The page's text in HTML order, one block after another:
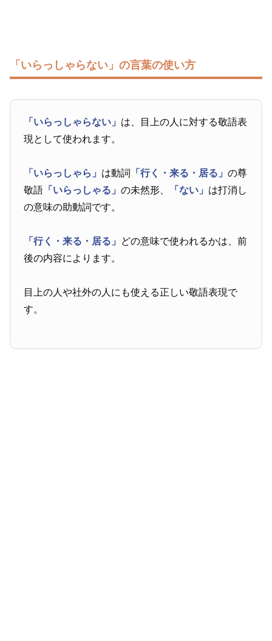
「いらっしゃらない」の言葉の使い方
「いらっしゃらない」 は、目上の人に対する敬語表
現として使われます。
「いらっしゃら」 は動詞 「行く・来る・居る」の尊
敬語 「いらっしゃる」の未然形、 「ない」 は打消し
の意味の助動詞です。
「行く・来る・居る」 どの意味で使われるかは、前
後の内容によります。
目上の人や社外の人にも使える正しい敬語表現で
す。